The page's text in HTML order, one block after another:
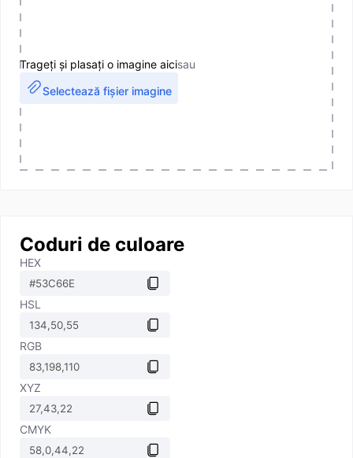
Trageți și plasați o imagine aicisau
Selectează fișier imagine
Coduri de culoare
HEX
HSL
RGB
XYZ
CMYK